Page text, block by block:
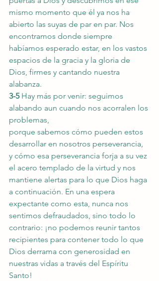
mismo momento que él ya nos ha
abierto las suyas de par en par. Nos
encontramos donde siempre
habíamos esperado estar, en los vastos
espacios de la gracia y la gloria de
Dios, firmes y cantando nuestra
alabanza.
3-5 Hay más por venir: seguimos
alabando aun cuando nos acorralen los
problemas,
porque sabemos cómo pueden estos
desarrollar en nosotros perseverancia,
y cómo esa perseverancia forja a su vez
el acero templado de la virtud y nos
mantiene alertas para lo que Dios haga
a continuación. En una espera
expectante como esta, nunca nos
sentimos defraudados, sino todo lo
contrario: ¡no podemos reunir tantos
recipientes para contener todo lo que
Dios derrama con generosidad en
nuestras vidas a través del Espíritu
Santo!